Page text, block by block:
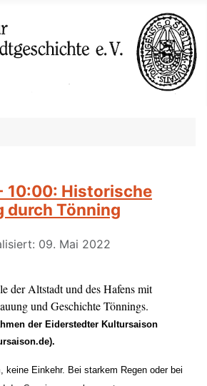
10:00: Historische
durch Tönning
09. Mai 2022
der Altstadt und des Hafens mit
und Geschichte Tönnings.
der Eiderstedter Kultursaison
keine Einkehr. Bei starkem Regen oder bei